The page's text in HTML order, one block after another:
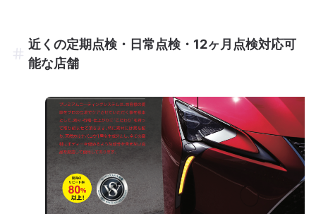
近くの定期点検・日常点検・12ヶ月点検対応可
能な店舗